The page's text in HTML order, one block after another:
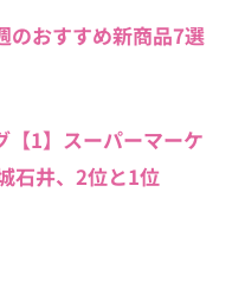
のおすすめ新商品7選
【1】スーパーマーケ
石井、2位と1位